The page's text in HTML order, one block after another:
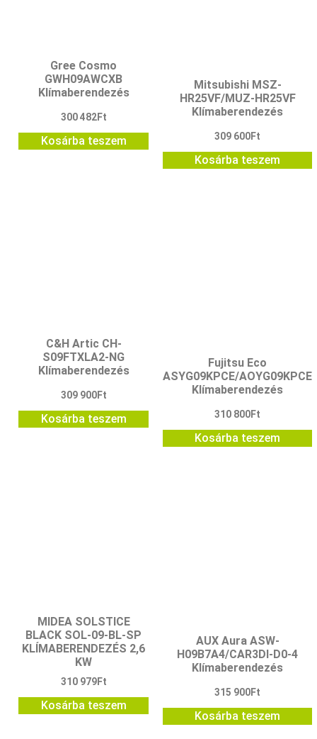
Gree Cosmo
GWH09AWCXB
Klímaberendezés
300 482Ft
Kosárba teszem
Mitsubishi MSZ-
HR25VF/MUZ-HR25VF
Klímaberendezés
309 600Ft
Kosárba teszem
C&H Artic CH-
S09FTXLA2-NG
Klímaberendezés
309 900Ft
Kosárba teszem
Fujitsu Eco
ASYG09KPCE/AOYG09KPCE
Klímaberendezés
310 800Ft
Kosárba teszem
MIDEA SOLSTICE
BLACK SOL-09-BL-SP
KLÍMABERENDEZÉS 2,6
KW
310 979Ft
Kosárba teszem
AUX Aura ASW-
H09B7A4/CAR3DI-D0-4
Klímaberendezés
315 900Ft
Kosárba teszem